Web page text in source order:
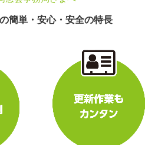
簡単・安心・安全の特長